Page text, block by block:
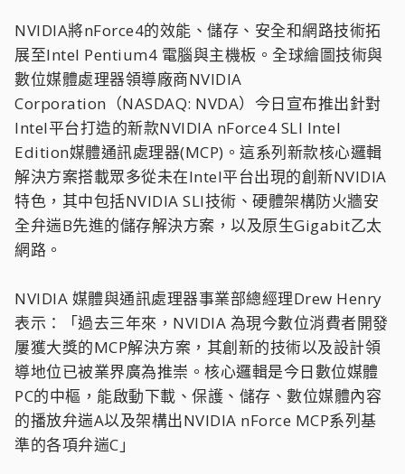
NVIDIA將nForce4的效能、儲存、安全和網路技術拓
展至Intel Pentium4 電腦與主機板。全球繪圖技術與
數位媒體處理器領導廠商NVIDIA
Corporation（NASDAQ: NVDA）今日宣布推出針對
Intel平台打造的新款NVIDIA nForce4 SLI Intel
Edition媒體通訊處理器(MCP)。這系列新款核心邏輯
解決方案搭載眾多從未在Intel平台出現的創新NVIDIA
特色，其中包括NVIDIA SLI技術、硬體架構防火牆安
全弁遄B先進的儲存解決方案，以及原生Gigabit乙太
網路。
NVIDIA 媒體與通訊處理器事業部總經理Drew Henry
表示：「過去三年來，NVIDIA 為現今數位消費者開發
屢獲大獎的MCP解決方案，其創新的技術以及設計領
導地位已被業界廣為推崇。核心邏輯是今日數位媒體
PC的中樞，能啟動下載、保護、儲存、數位媒體內容
的播放弁遄A以及架構出NVIDIA nForce MCP系列基
準的各項弁遄C」